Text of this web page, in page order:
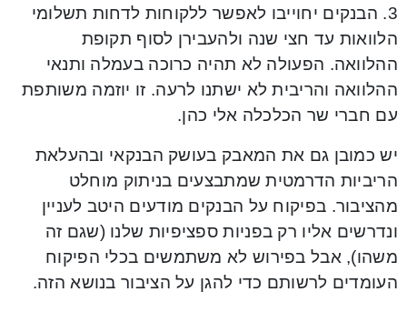
3. הבנקים יחוייבו לאפשר ללקוחות לדחות תשלומי
הלוואות עד חצי שנה ולהעבירן לסוף תקופת
ההלוואה. הפעולה לא תהיה כרוכה בעמלה ותנאי
ההלוואה והריבית לא ישתנו לרעה. זו יוזמה משותפת
עם חברי שר הכלכלה אלי כהן.
יש כמובן גם את המאבק בעושק הבנקאי ובהעלאת
הריביות הדרמטית שמתבצעים בניתוק מוחלט
מהציבור. בפיקוח על הבנקים מודעים היטב לעניין
ונדרשים אליו רק בפניות ספציפיות שלנו (שגם זה
משהו), אבל בפירוש לא משתמשים בכלי הפיקוח
העומדים לרשותם כדי להגן על הציבור בנושא הזה.